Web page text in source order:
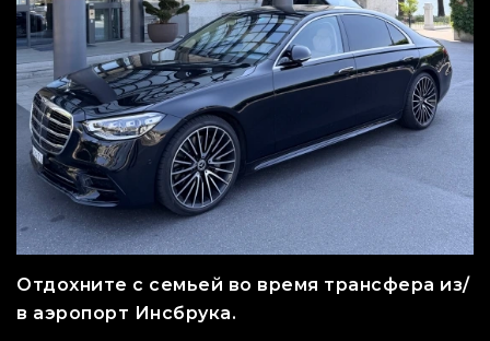
Отдохните с семьей во время трансфера из/
в аэропорт Инсбрука.